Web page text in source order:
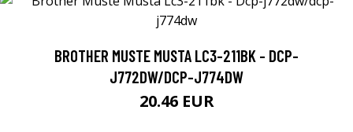
BROTHER MUSTE MUSTA LC3-211BK - DCP-
J772DW/DCP-J774DW
20.46 EUR